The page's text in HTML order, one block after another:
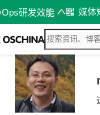
研发效能 媒体